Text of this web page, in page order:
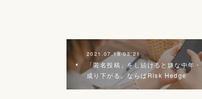
2021.07.18 03:21
「匿名投稿」をし続けると嫌な中年
成り下がる。ならばRisk Hedge